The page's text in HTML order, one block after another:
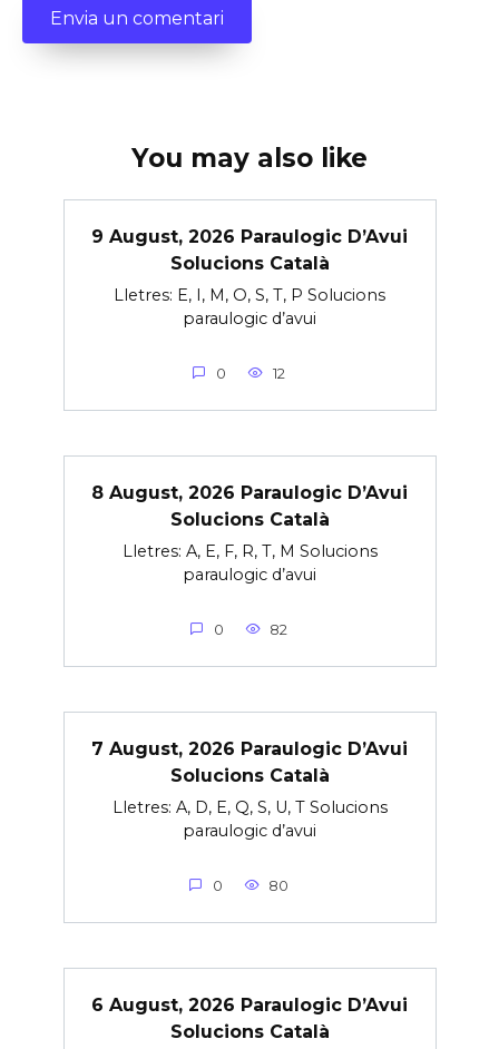
You may also like
9 August, 2026 Paraulogic D’Avui
Solucions Català
Lletres: E, I, M, O, S, T, P Solucions
paraulogic d’avui
0 12
8 August, 2026 Paraulogic D’Avui
Solucions Català
Lletres: A, E, F, R, T, M Solucions
paraulogic d’avui
0 82
7 August, 2026 Paraulogic D’Avui
Solucions Català
Lletres: A, D, E, Q, S, U, T Solucions
paraulogic d’avui
0 80
6 August, 2026 Paraulogic D’Avui
Solucions Català